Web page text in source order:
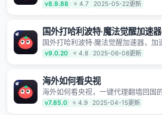
访问国内网络，快速开启国内各直播
频、音乐卡顿问题；更能加速海量国
v8.9.88 ⭐ 4.7 2025-05-22更新
国外打哈利波特·魔法觉醒加速器
国外打哈利波特·魔法觉醒加速器，加
和网站，专业回国加速器，帮你加速
腾讯视频、爱奇艺等，加速国服游戏
书启示录、明日方舟、战双帕弥什、
伊甸园等国内各种服务,回国加速器致
和留学生、港澳台地区用户提供最好
视频加速服务，可以在海外或港澳台
v9.0.20 ⭐ 4.8 2025-06-08更新
海外如何看央视
海外如何看央视，一键代理翻墙回国
海外华人留学生及港澳台地区用户破
题，一键降低游戏延迟，加速访问中
v7.85.0 ⭐ 4.9 2025-04-15更新